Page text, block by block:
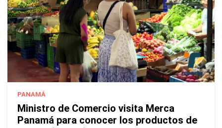
PANAMÁ
Ministro de Comercio visita Merca
Panamá para conocer los productos de